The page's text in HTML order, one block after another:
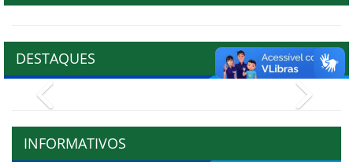
DESTAQUES
INFORMATIVOS